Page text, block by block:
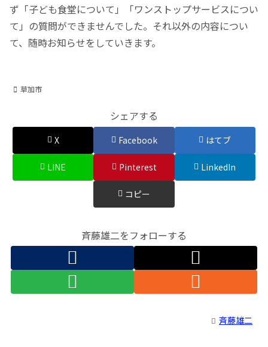
ず「子ども食堂について」「ワンストップサービスについ
て」の質問ができませんでした。それ以外の内容につい
て、随時お知らせをしていきます。
草加市
シェアする
X Facebook はてブ
LINE Pinterest LinkedIn
コピー
斉藤雄二をフォローする
斉藤雄二